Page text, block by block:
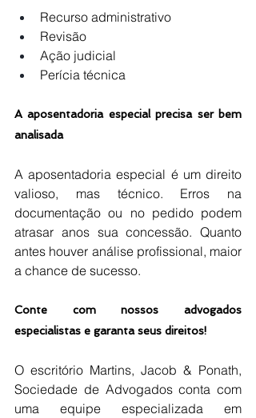
Recurso administrativo
Revisão
Ação judicial
Perícia técnica
A aposentadoria especial precisa ser bem
analisada
A aposentadoria especial é um direito
valioso, mas técnico. Erros na
documentação ou no pedido podem
atrasar anos sua concessão. Quanto
antes houver análise profissional, maior
a chance de sucesso.
Conte com nossos advogados
especialistas e garanta seus direitos!
O escritório Martins, Jacob & Ponath,
Sociedade de Advogados conta com
uma equipe especializada em